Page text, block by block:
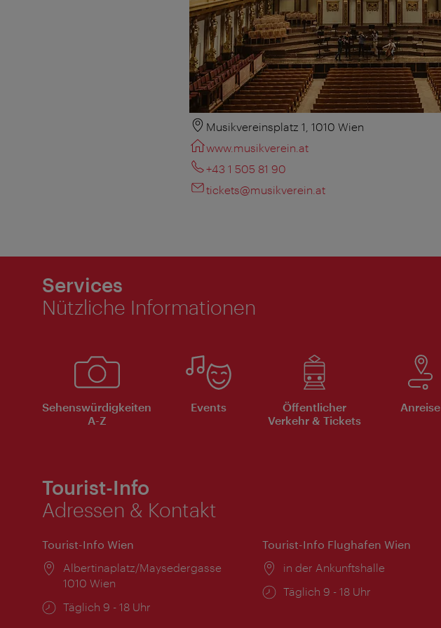
Musikvereinsplatz 1, 1010 Wien
www.musikverein.at
+43 1 505 81 90
tickets@musikverein.at
Services
Nützliche Informationen
Sehenswürdigkeiten
A-Z
Events
Öffentlicher
Verkehr & Tickets
Anreise
Tourist-Info
Adressen & Kontakt
Tourist-Info Wien
Ort:
Albertinaplatz/Maysedergasse
1010 Wien
Öffnungszeiten:
Täglich 9 - 18 Uhr
Tourist-Info Flughafen Wien
Ort:
in der Ankunftshalle
Öffnungszeiten:
Täglich 9 - 18 Uhr